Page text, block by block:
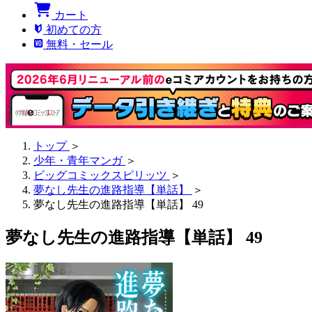
カート
初めての方
無料・セール
トップ ＞
少年・青年マンガ ＞
ビッグコミックスピリッツ ＞
夢なし先生の進路指導【単話】
＞
夢なし先生の進路指導【単話】 49
夢なし先生の進路指導【単話】 49